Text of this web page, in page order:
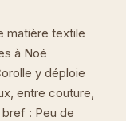
matière textile
à Noé
y déploie
entre couture,
: Peu de